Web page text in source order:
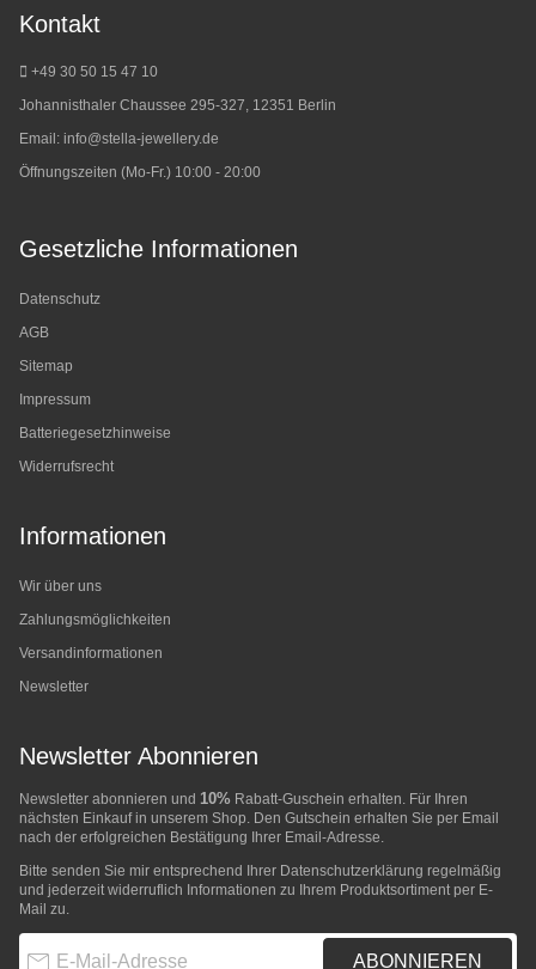
Kontakt
+49 30 50 15 47 10
Johannisthaler Chaussee 295-327, 12351 Berlin
Email: info@stella-jewellery.de
Öffnungszeiten (Mo-Fr.) 10:00 - 20:00
Gesetzliche Informationen
Datenschutz
AGB
Sitemap
Impressum
Batteriegesetzhinweise
Widerrufsrecht
Informationen
Wir über uns
Zahlungsmöglichkeiten
Versandinformationen
Newsletter
Newsletter Abonnieren
Newsletter abonnieren und 10% Rabatt-Guschein erhalten. Für Ihren
nächsten Einkauf in unserem Shop. Den Gutschein erhalten Sie per Email
nach der erfolgreichen Bestätigung Ihrer Email-Adresse.
Bitte senden Sie mir entsprechend Ihrer Datenschutzerklärung regelmäßig
und jederzeit widerruflich Informationen zu Ihrem Produktsortiment per E-
Mail zu.
ABONNIEREN